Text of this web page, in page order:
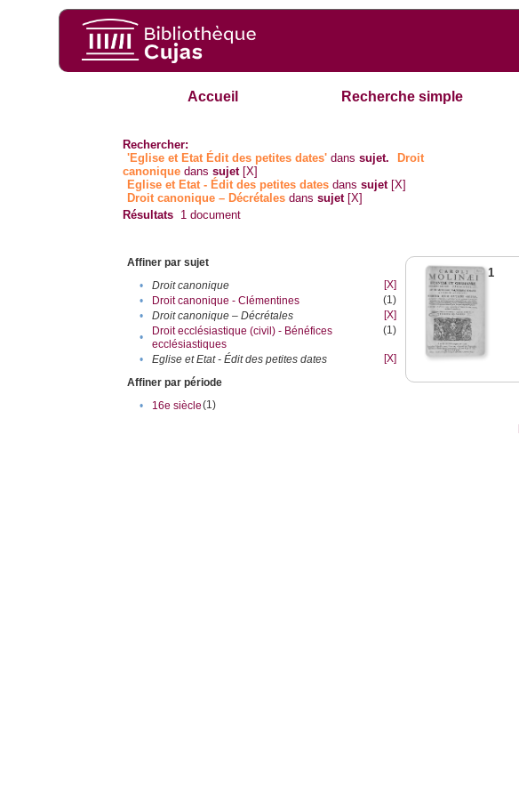
Accueil Recherche simple
Rechercher:
'Eglise et Etat Édit des petites dates' danssujet.
Droit
canonique danssujet [X]
Eglise et Etat - Édit des petites dates danssujet [X]
Droit canonique – Décrétales danssujet [X]
Résultats 1 document
Affiner par sujet
•
Droit canonique
[X]
•
Droit canonique - Clémentines
(1)
•
Droit canonique – Décrétales
[X]
•
Droit ecclésiastique (civil) - Bénéfices
ecclésiastiques
(1)
• Eglise et Etat - Édit des petites dates
[X]
Affiner par période
•
16e siècle(1)
1